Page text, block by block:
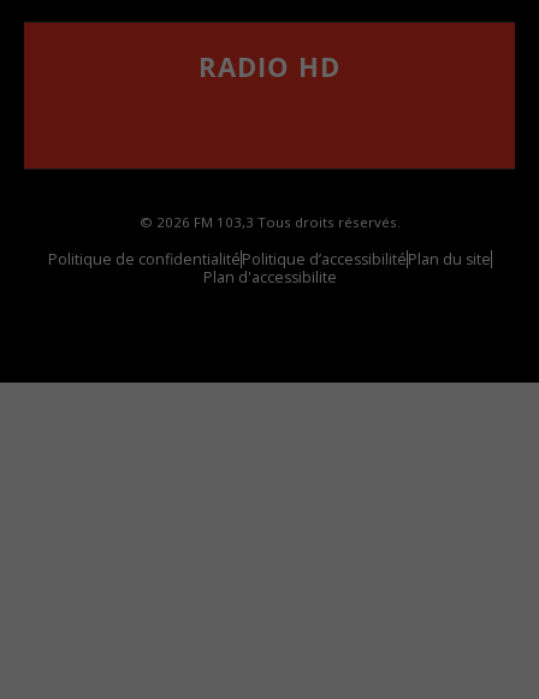
RADIO HD
© 2026 FM 103,3 Tous droits réservés.
Politique de confidentialitéPolitique d’accessibilitéPlan du site
Plan d'accessibilite